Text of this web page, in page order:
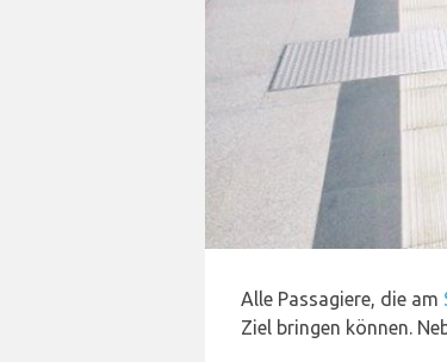
Alle Passagiere, die am
Ziel bringen können.